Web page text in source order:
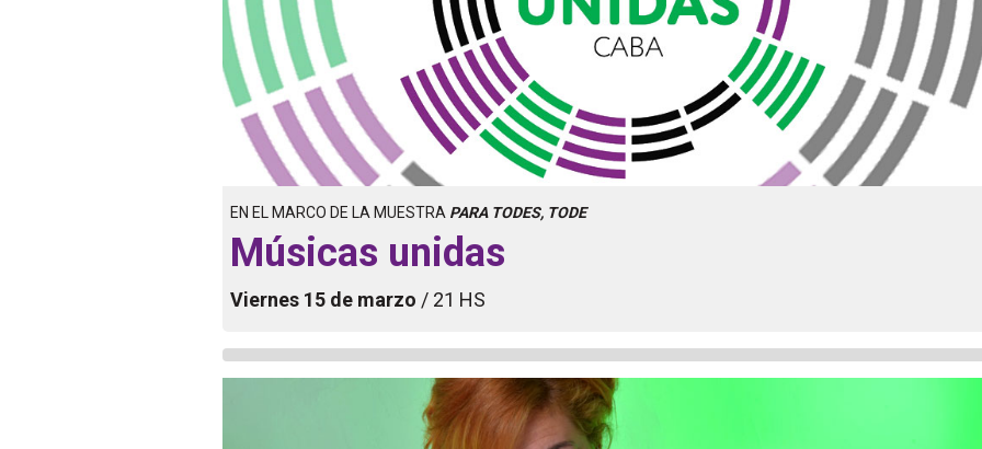
EN EL MARCO DE LA MUESTRA PARA TODES, TODE
Músicas unidas
Viernes 15 de marzo / 21 HS